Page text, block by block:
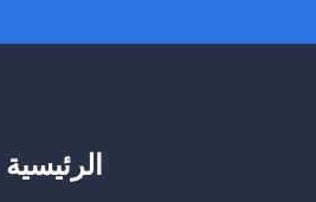
الرئيسية